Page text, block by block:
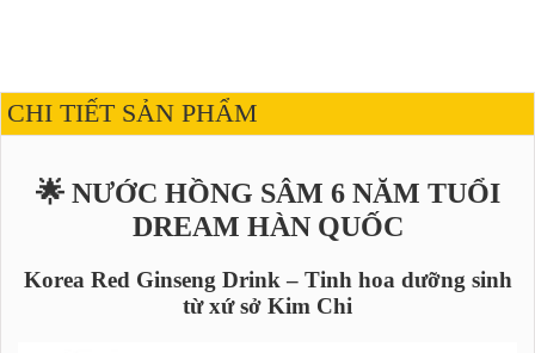
CHI TIẾT SẢN PHẨM
🌟 NƯỚC HỒNG SÂM 6 NĂM TUỔI
DREAM HÀN QUỐC
Korea Red Ginseng Drink – Tinh hoa dưỡng sinh
từ xứ sở Kim Chi